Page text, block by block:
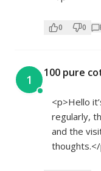
0 0
1 100 pure
<p>Hello
regularly,
and the